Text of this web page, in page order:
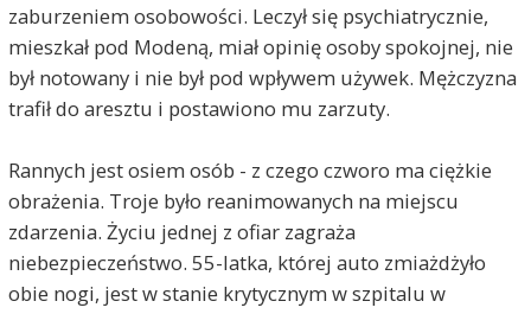
zaburzeniem osobowości. Leczył się psychiatrycznie,
mieszkał pod Modeną, miał opinię osoby spokojnej, nie
był notowany i nie był pod wpływem używek. Mężczyzna
trafił do aresztu i postawiono mu zarzuty.
Rannych jest osiem osób - z czego czworo ma ciężkie
obrażenia. Troje było reanimowanych na miejscu
zdarzenia. Życiu jednej z ofiar zagraża
niebezpieczeństwo. 55-latka, której auto zmiażdżyło
obie nogi, jest w stanie krytycznym w szpitalu w